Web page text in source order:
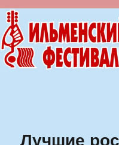
Ильменский
Лучшие